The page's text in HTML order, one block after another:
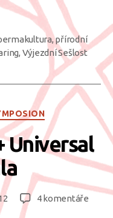
,přírodní
, Výjezdní Sešlost
Universal
4 komentářeu